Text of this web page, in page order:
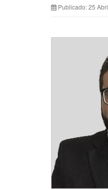
Publicado: 25